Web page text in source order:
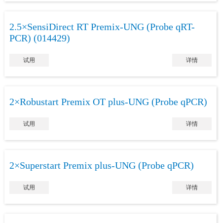
2.5×SensiDirect RT Premix-UNG (Probe qRT-
PCR) (014429)
试用 详情
2×Robustart Premix OT plus-UNG (Probe qPCR)
试用 详情
2×Superstart Premix plus-UNG (Probe qPCR)
试用 详情